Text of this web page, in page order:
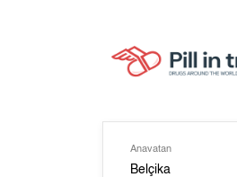
Anavatan
Belçika